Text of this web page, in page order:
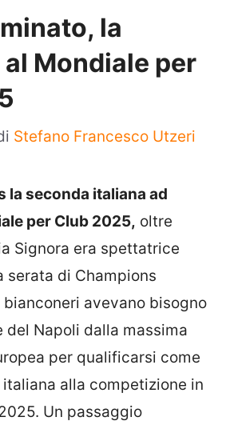
la
Mondiale per
Stefano Francesco Utzeri
la seconda italiana ad
per Club 2025, oltre
Signora era spettatrice
serata di Champions
avevano bisogno
del Napoli dalla massima
per qualificarsi come
alla competizione in
Un passaggio